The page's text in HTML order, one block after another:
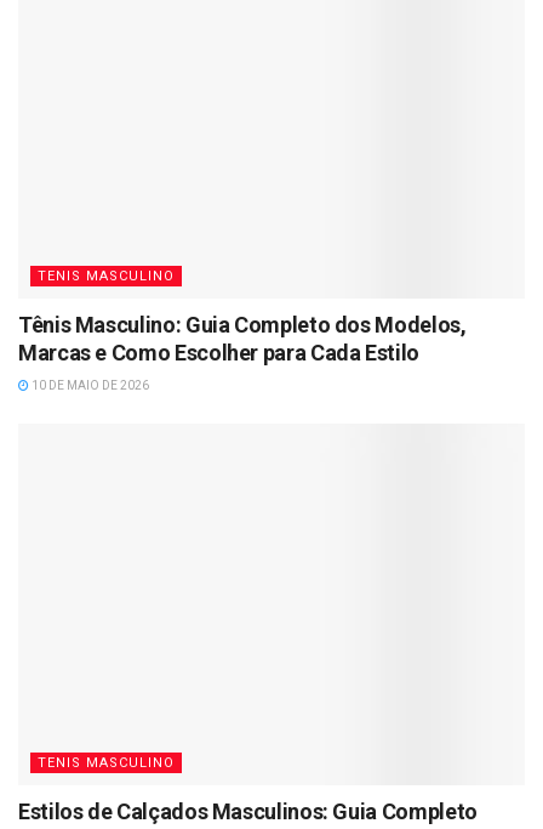
TENIS MASCULINO
Tênis Masculino: Guia Completo dos Modelos,
Marcas e Como Escolher para Cada Estilo
10 DE MAIO DE 2026
TENIS MASCULINO
Estilos de Calçados Masculinos: Guia Completo